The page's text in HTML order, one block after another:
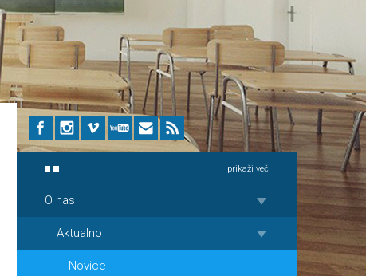
prikaži več
O nas
Aktualno
Novice